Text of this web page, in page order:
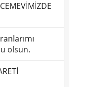
olsun.